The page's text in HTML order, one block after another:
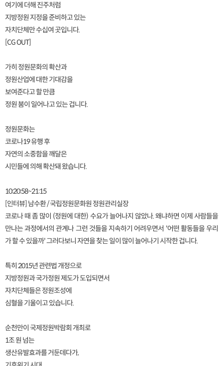
여기에 더해 진주처럼
지방정원 지정을 준비하고 있는
자치단체만 수십여 곳입니다.
[CG OUT]
가히 정원문화의 확산과
정원산업에 대한 기대감을
보여준다고 할 만큼
정원 붐이 일어나고 있는 겁니다.
정원문화는
코로나19 유행 후
자연의 소중함을 깨달은
시민들에 의해 확산돼 왔습니다.
10:20:58~21:15
[인터뷰] 남수환 / 국립정원문화원 정원관리실장
코로나 때 좀 많이 (정원에 대한) 수요가 늘어나지 않았나. 왜냐하면 이제 사람들을
만나는 과정에서의 관계나 그런 것들을 지속하기 어려우면서 '어떤 활동들을 우리
가 할 수 있을까' 그러다보니 자연을 찾는 일이 많이 늘어나기 시작한 겁니다.
특히 2015년 관련법 개정으로
지방정원과 국가정원 제도가 도입되면서
자치단체들은 정원조성에
심혈을 기울이고 있습니다.
순천만이 국제정원박람회 개최로
1조 원 넘는
생산유발효과를 거둔데다가,